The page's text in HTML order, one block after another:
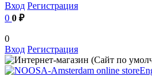
Вход Регистрация
0 0 ₽
0
Вход Регистрация